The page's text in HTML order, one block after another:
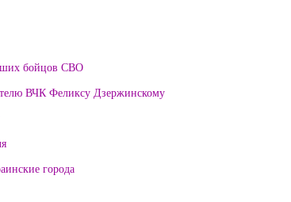
бойцов СВО
ВЧК Феликсу Дзержинскому
города